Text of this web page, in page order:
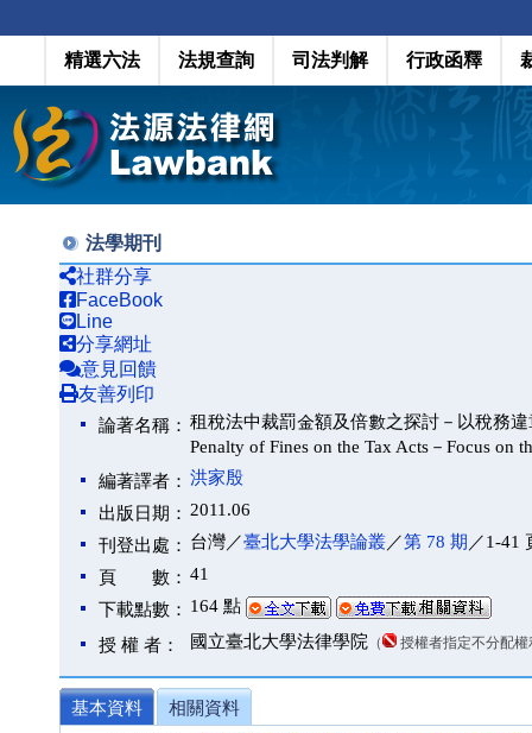
精選六法 法規查詢 司法判解 行政函釋
法學期刊
社群分享
FaceBook
Line
分享網址
意見回饋
友善列印
論著名稱： 租稅法中裁罰金額及倍數之探討－以稅務
Penalty of Fines on the Tax Acts－Focus on
編著譯者： 洪家殷
出版日期： 2011.06
刊登出處： 台灣／臺北大學法學論叢／第 78 期 ／1-41
頁 數： 41
下載點數： 164 點
授 權 者： 國立臺北大學法律學院 （ 授權者指定不分配
基本資料
相關資料